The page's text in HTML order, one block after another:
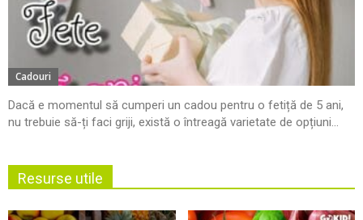
Cadouri
Dacă e momentul să cumperi un cadou pentru o fetiță de 5 ani,
nu trebuie să-ți faci griji, există o întreagă varietate de opțiuni...
Resurse utile